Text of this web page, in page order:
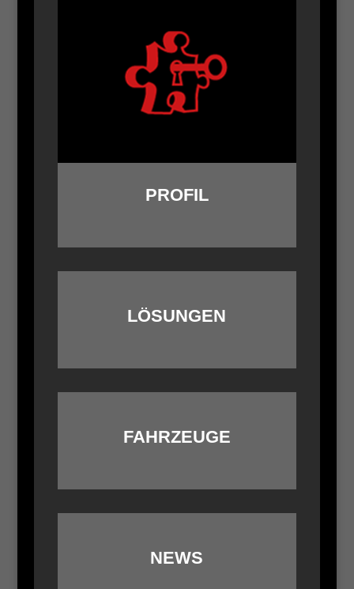
PROFIL
LÖSUNGEN
FAHRZEUGE
NEWS